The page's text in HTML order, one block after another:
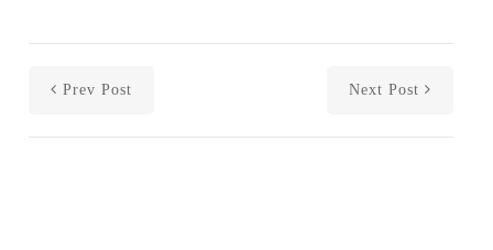
Prev Post Next Post